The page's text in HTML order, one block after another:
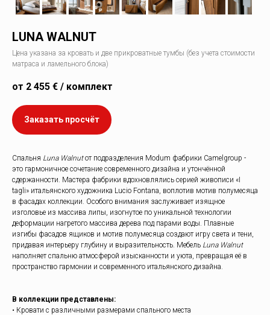
LUNA WALNUT
Цена указана за кровать и две прикроватные тумбы (без учета стоимости
матраса и ламельного блока)
от 2 455 € / комплект
Заказать просчёт
Спальня Luna Walnutот подразделения Modum фабрики Camelgroup -
это гармоничное сочетание современного дизайна и утончённой
сдержанности. Мастера фабрики вдохновлялись серией живописи «I
tagli» итальянского художника Lucio Fontana, воплотив мотив полумесяца
в фасадах коллекции. Особого внимания заслуживает изящное
изголовье из массива липы, изогнутое по уникальной технологии
деформации нагретого массива дерева под парами воды. Плавные
изгибы фасадов ящиков и мотив полумесяца создают игру света и тени,
придавая интерьеру глубину и выразительность. Мебель Luna Walnut
наполняет спальню атмосферой изысканности и уюта, превращая её в
пространство гармонии и современного итальянского дизайна.
В коллекции представлены:
• Кровати с различными размерами спального места